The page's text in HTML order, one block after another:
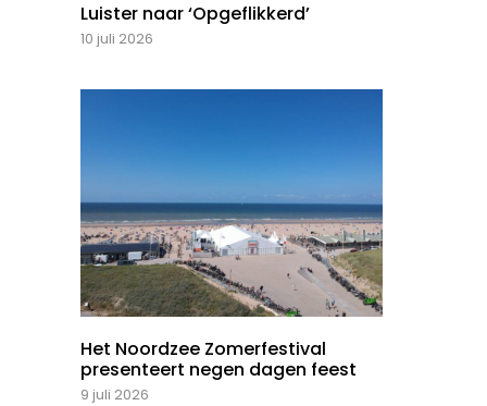
Luister naar ‘Opgeflikkerd’
10 juli 2026
Het Noordzee Zomerfestival
presenteert negen dagen feest
9 juli 2026